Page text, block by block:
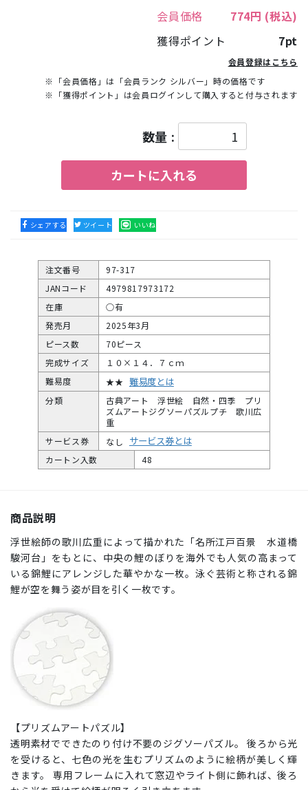
会員価格
774円 (税込)
獲得ポイント
7pt
会員登録はこちら
※「会員価格」は「会員ランク シルバー」時の価格です
※「獲得ポイント」は会員ログインして購入すると付与されます
数量 :
カートに入れる
シェアする ツイート いいね
注文番号
97-317
JANコード
4979817973172
在庫
○有
発売月
2025年3月
ピース数
70ピース
完成サイズ
１０×１４．７ｃｍ
難易度
★★ 難易度とは
分類
古典アート 浮世絵 自然・四季 プリ
ズムアートジグソーパズルプチ 歌川広
重
サービス券
なし サービス券とは
カートン入数 48
商品説明
浮世絵師の歌川広重によって描かれた「名所江戸百景 水道橋
駿河台」をもとに、中央の鯉のぼりを海外でも人気の高まって
いる錦鯉にアレンジした華やかな一枚。泳ぐ芸術と称される錦
鯉が空を舞う姿が目を引く一枚です。
【プリズムアートパズル】
透明素材でできたのり付け不要のジグソーパズル。 後ろから光
を受けると、七色の光を生むプリズムのように絵柄が美しく輝
きます。 専用フレームに入れて窓辺やライト側に飾れば、後ろ